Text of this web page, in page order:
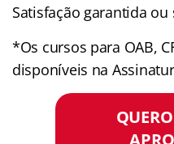
Satisfação garantida
*Os cursos para OAB,
disponíveis na